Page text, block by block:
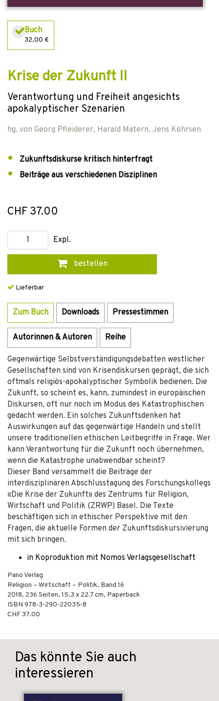
Buch
32,00 €
Krise der Zukunft II
Verantwortung und Freiheit angesichts
apokalyptischer Szenarien
hg. von Georg Pfleiderer, Harald Matern, Jens Köhrsen
Zukunftsdiskurse kritisch hinterfragt
Beiträge aus verschiedenen Disziplinen
CHF 37.00
Expl.
bestellen
Lieferbar
Zum Buch Downloads Pressestimmen
Autorinnen & Autoren Reihe
Gegenwärtige Selbstverständigungsdebatten westlicher
Gesellschaften sind von Krisendiskursen geprägt, die sich
oftmals religiös-apokalyptischer Symbolik bedienen. Die
Zukunft, so scheint es, kann, zumindest in europäischen
Diskursen, oft nur noch im Modus des Katastrophischen
gedacht werden. Ein solches Zukunftsdenken hat
Auswirkungen auf das gegenwärtige Handeln und stellt
unsere traditionellen ethischen Leitbegriffe in Frage. Wer
kann Verantwortung für die Zukunft noch übernehmen,
wenn die Katastrophe unabwendbar scheint?
Dieser Band versammelt die Beiträge der
interdisziplinären Abschlusstagung des Forschungskollegs
«Die Krise der Zukunft» des Zentrums für Religion,
Wirtschaft und Politik (ZRWP) Basel. Die Texte
beschäftigen sich in ethischer Perspektive mit den
Fragen, die aktuelle Formen der Zukunftsdiskursivierung
mit sich bringen.
in Koproduktion mit Nomos Verlagsgesellschaft
Pano Verlag
Religion – Wirtschaft – Politik, Band 16
2018, 236 Seiten, 15.3 x 22.7 cm, Paperback
ISBN 978-3-290-22035-8
CHF 37.00
Das könnte Sie auch
interessieren